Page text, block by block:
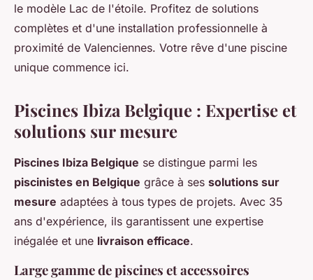
le modèle Lac de l'étoile. Profitez de solutions
complètes et d'une installation professionnelle à
proximité de Valenciennes. Votre rêve d'une piscine
unique commence ici.
Piscines Ibiza Belgique : Expertise et
solutions sur mesure
Piscines Ibiza Belgique se distingue parmi les
piscinistes en Belgique grâce à ses solutions sur
mesure adaptées à tous types de projets. Avec 35
ans d'expérience, ils garantissent une expertise
inégalée et une livraison efficace.
Large gamme de piscines et accessoires